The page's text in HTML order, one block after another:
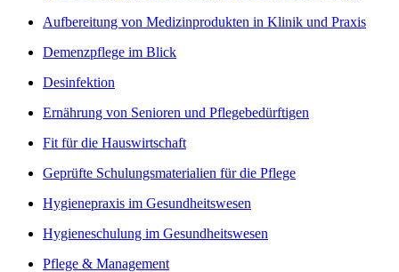
Aufbereitung von Medizinprodukten in Klinik und Praxis
Demenzpflege im Blick
Desinfektion
Ernährung von Senioren und Pflegebedürftigen
Fit für die Hauswirtschaft
Geprüfte Schulungsmaterialien für die Pflege
Hygienepraxis im Gesundheitswesen
Hygieneschulung im Gesundheitswesen
Pflege & Management